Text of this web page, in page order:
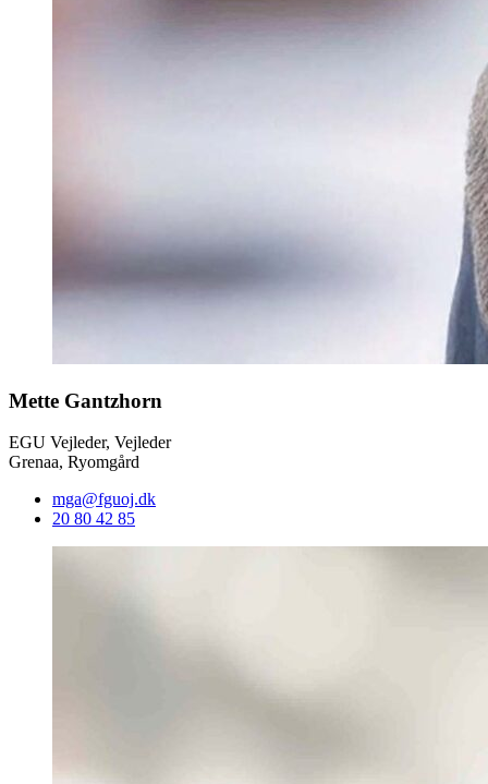
Mette Gantzhorn
EGU Vejleder, Vejleder
Grenaa, Ryomgård
mga@fguoj.dk
20 80 42 85